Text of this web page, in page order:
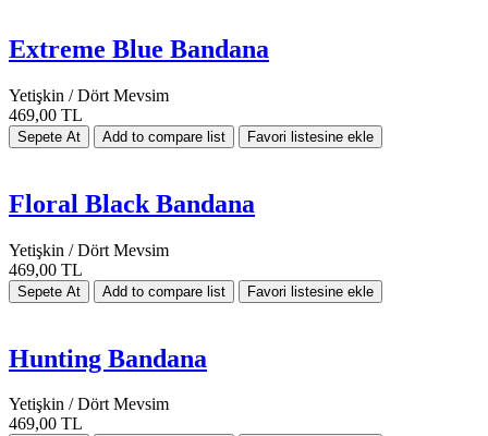
Extreme Blue Bandana
Yetişkin / Dört Mevsim
469,00 TL
Floral Black Bandana
Yetişkin / Dört Mevsim
469,00 TL
Hunting Bandana
Yetişkin / Dört Mevsim
469,00 TL